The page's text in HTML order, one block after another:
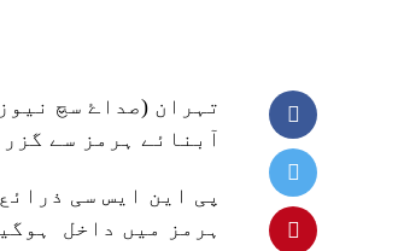
تہران (صداۓ سچ
آبنائے ہرمز سے
ہرمز میں داخل